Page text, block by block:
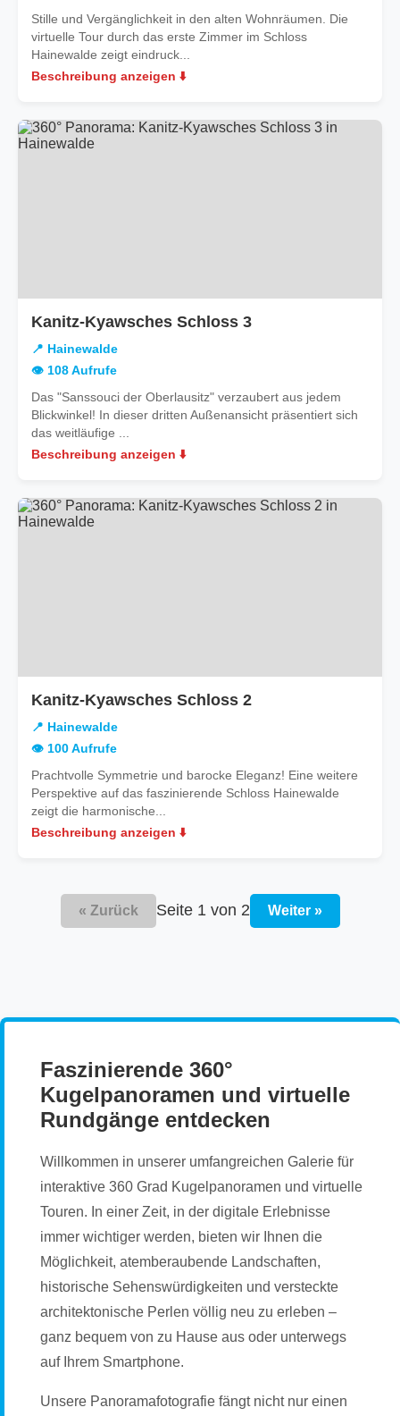
Stille und Vergänglichkeit in den alten Wohnräumen. Die
virtuelle Tour durch das erste Zimmer im Schloss
Hainewalde zeigt eindruck...
Beschreibung anzeigen ⬇️
Kanitz-Kyawsches Schloss 3in
📍 Hainewalde
👁️ 108 Aufrufe
Das "Sanssouci der Oberlausitz" verzaubert aus jedem
Blickwinkel! In dieser dritten Außenansicht präsentiert sich
das weitläufige ...
Beschreibung anzeigen ⬇️
Kanitz-Kyawsches Schloss 2
📍 Hainewalde
👁️ 100 Aufrufe
Prachtvolle Symmetrie und barocke Eleganz! Eine weitere
Perspektive auf das faszinierende Schloss Hainewalde
zeigt die harmonische...
Beschreibung anzeigen ⬇️
« Zurück Seite 1 von 2 Weiter »
Faszinierende 360°
Kugelpanoramen und virtuelle
Rundgänge entdecken
Willkommen in unserer umfangreichen Galerie für
interaktive 360 Grad Kugelpanoramen und virtuelle
Touren. In einer Zeit, in der digitale Erlebnisse
immer wichtiger werden, bieten wir Ihnen die
Möglichkeit, atemberaubende Landschaften,
historische Sehenswürdigkeiten und versteckte
architektonische Perlen völlig neu zu erleben –
ganz bequem von zu Hause aus oder unterwegs
auf Ihrem Smartphone.
Unsere Panoramafotografie fängt nicht nur einen